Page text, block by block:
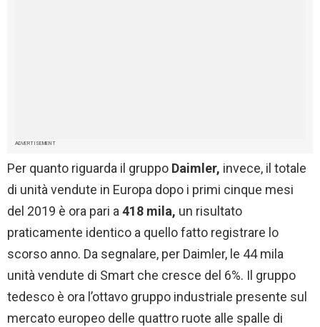
ADVERTISEMENT
Per quanto riguarda il gruppo Daimler, invece, il totale
di unità vendute in Europa dopo i primi cinque mesi
del 2019 è ora pari a 418 mila, un risultato
praticamente identico a quello fatto registrare lo
scorso anno. Da segnalare, per Daimler, le 44 mila
unità vendute di Smart che cresce del 6%. Il gruppo
tedesco è ora l’ottavo gruppo industriale presente sul
mercato europeo delle quattro ruote alle spalle di